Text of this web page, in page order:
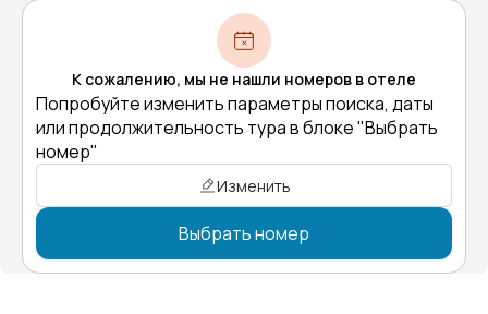
К сожалению, мы не нашли номеров в отеле
Попробуйте изменить параметры поиска, даты
или продолжительность тура в блоке "Выбрать
номер"
Изменить
Выбрать номер